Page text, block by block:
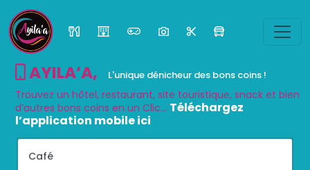
AYILA’A, L'unique dénicheur des bons coins !
Trouvez un hôtel, restaurant, site touristique, snack et bien
d’autres bons coins en un Clic... Téléchargez
l’application mobile ici